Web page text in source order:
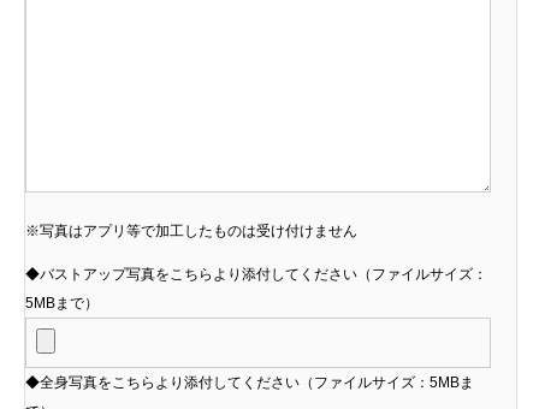
※写真はアプリ等で加工したものは受け付けません
◆バストアップ写真をこちらより添付してください（ファイルサイズ：
5MBまで）
◆全身写真をこちらより添付してください（ファイルサイズ：5MBま